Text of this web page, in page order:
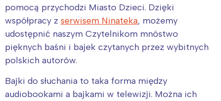
pomocą przychodzi Miasto Dzieci. Dzięki
współpracy z serwisem Ninateka, możemy
udostępnić naszym Czytelnikom mnóstwo
pięknych baśni i bajek czytanych przez wybitnych
polskich autorów.
Bajki do słuchania to taka forma między
audiobookami a bajkami w telewizji. Można ich